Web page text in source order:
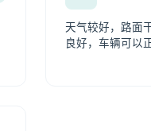
天气较好，路面
良好，车辆可以